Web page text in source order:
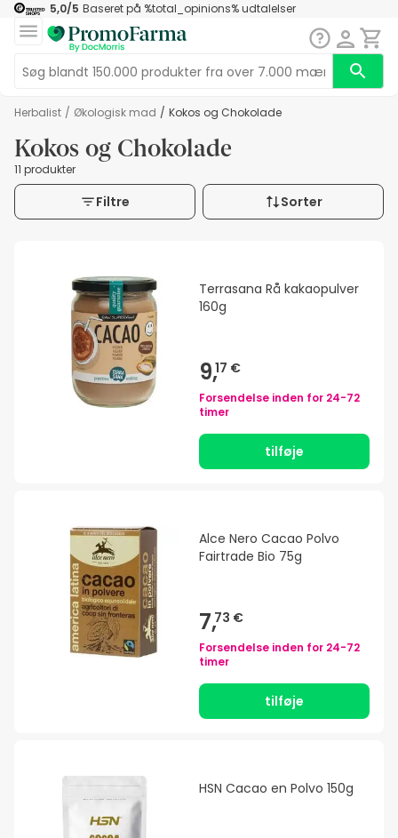
5,0/5 Baseret på %total_opinions%udtalelser
herbalist / Økologisk mad / Kokos og Chokolade
Kokos og Chokolade
11 produkter
Filtre Sorter
Terrasana Rå kakaopulver
160g
9,17 €
Forsendelse inden for 24-72
timer
tilføje
Alce Nero Cacao Polvo
Fairtrade Bio 75g
7,73 €
Forsendelse inden for 24-72
timer
tilføje
HSN Cacao en Polvo 150g